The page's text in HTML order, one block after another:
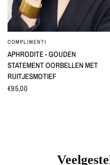
SNEL BEKIJKEN
COMPLIMENTI
APHRODITE - GOUDEN
STATEMENT OORBELLEN MET
RUITJESMOTIEF
€95,00